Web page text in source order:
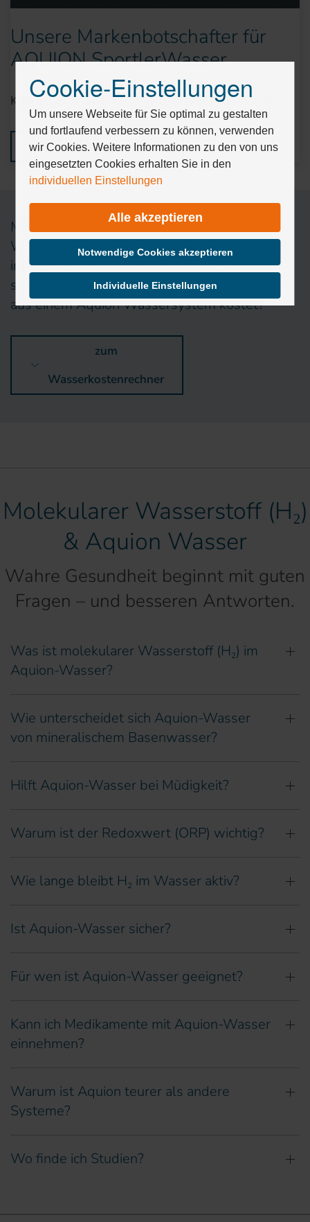
Unsere Markenbotschafter für
AQUION SportlerWasser
Klicke dich in die SportlerWasser-Welt von Aquion.
Mehr erfahren
Möchten Sie wissen wieviel Geld Sie für
Wasser aus Flaschen ausgeben? Und wieviel
im Vergleich hochwertig gefiltertes,
strukturiertes, basisches Wasserstoffwasser
aus einem Aquion Wassersystem kostet?
zum
Wasserkostenrechner
Molekularer Wasserstoff (H₂)
& Aquion Wasser
Wahre Gesundheit beginnt mit guten
Fragen – und besseren Antworten.
Was ist molekularer Wasserstoff (H₂) im
Aquion-Wasser?
Wie unterscheidet sich Aquion-Wasser
von mineralischem Basenwasser?
Hilft Aquion-Wasser bei Müdigkeit?
Warum ist der Redoxwert (ORP) wichtig?
Wie lange bleibt H₂ im Wasser aktiv?
Ist Aquion-Wasser sicher?
Für wen ist Aquion-Wasser geeignet?
Kann ich Medikamente mit Aquion-Wasser
einnehmen?
Warum ist Aquion teurer als andere
Systeme?
Wo finde ich Studien?
Drücken
Sie
Tab,
um
durch
die
Optionen
navigieren.
lehnt
Cookies
Cookie-Einstellungen
Um unsere Webseite für Sie optimal zu gestalten
und fortlaufend verbessern zu können, verwenden
wir Cookies. Weitere Informationen zu den von uns
eingesetzten Cookies erhalten Sie in den
individuellen Einstellungen
Alle akzeptieren
Notwendige Cookies akzeptieren
Individuelle Einstellungen